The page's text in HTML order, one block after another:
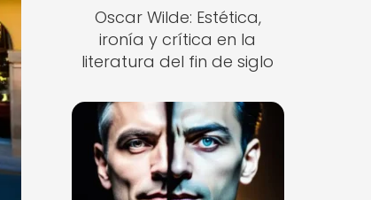
Oscar Wilde: Estética,
ironía y crítica en la
literatura del fin de siglo